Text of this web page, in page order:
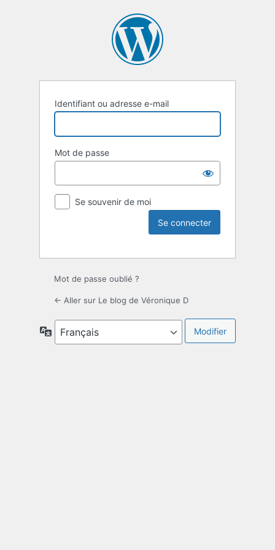
Identifiant ou adresse e-mail
Mot de passe
Se souvenir de moi
Mot de passe oublié ?
← Aller sur Le blog de Véronique D
Langue